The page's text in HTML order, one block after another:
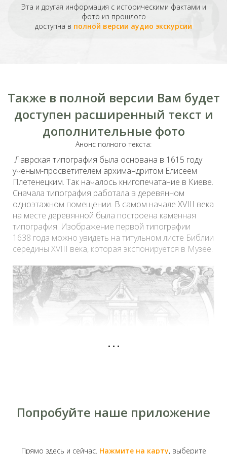
Эта и другая информация с историческими фактами и
фото из прошлого
доступна в полной версии аудио экскурсии
Также в полной версии Вам будет
доступен расширенный текст и
дополнительные фото
Анонс полного текста:
Лаврская типография была основана в 1615 году
ученым-просветителем архимандритом Елисеем
Плетенецким. Так началось книгопечатание в Киеве.
Сначала типография работала в деревянном
одноэтажном помещении. В самом начале ХVІІІ века
на месте деревянной была построена каменная
типография. Изображение первой типографии
1638 года можно увидеть на титульном листе Библии
середины XVІІІ века, которая экспонируется в Музее.
Первая типография Лавры
...
Попробуйте наше приложение
Прямо здесь и сейчас. Нажмите на карту, выберите